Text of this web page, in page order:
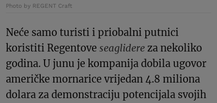
Photo by REGENT Craft
Neće samo turisti i priobalni putnici
koristiti Regentove seaglidere za nekoliko
godina. U junu je kompanija dobila ugovor
američke mornarice vrijedan 4.8 miliona
dolara za demonstraciju potencijala svojih